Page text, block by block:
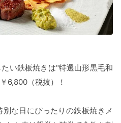
い鉄板焼きは"特選山形黒毛和
6,800（税抜）！
な日にぴったりの鉄板焼きメ